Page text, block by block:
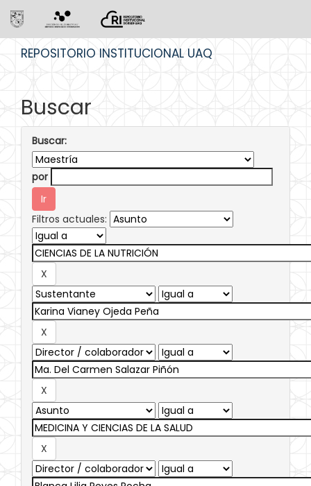
REPOSITORIO INSTITUCIONAL UAQ
Buscar
Buscar:
por
Filtros actuales: